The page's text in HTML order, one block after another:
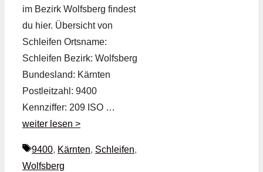
im Bezirk Wolfsberg findest
du hier. Übersicht von
Schleifen Ortsname:
Schleifen Bezirk: Wolfsberg
Bundesland: Kärnten
Postleitzahl: 9400
Kennziffer: 209 ISO …
weiter lesen >
Schlagwörter
9400, Kärnten, Schleifen,
Wolfsberg